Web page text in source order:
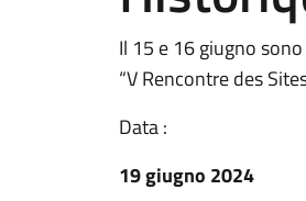
Il 15 e 16 giugno
“V Rencontre des
Data :
19 giugno 2024